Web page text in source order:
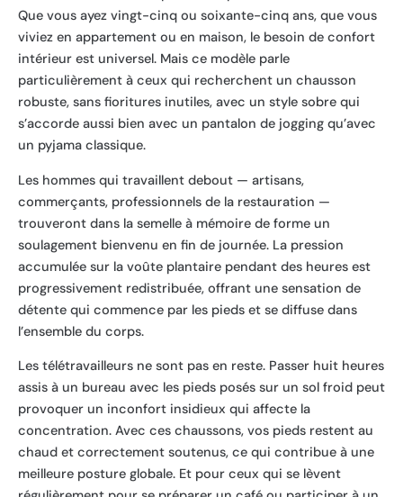
Que vous ayez vingt-cinq ou soixante-cinq ans, que vous
viviez en appartement ou en maison, le besoin de confort
intérieur est universel. Mais ce modèle parle
particulièrement à ceux qui recherchent un chausson
robuste, sans fioritures inutiles, avec un style sobre qui
s’accorde aussi bien avec un pantalon de jogging qu’avec
un pyjama classique.
Les hommes qui travaillent debout — artisans,
commerçants, professionnels de la restauration —
trouveront dans la semelle à mémoire de forme un
soulagement bienvenu en fin de journée. La pression
accumulée sur la voûte plantaire pendant des heures est
progressivement redistribuée, offrant une sensation de
détente qui commence par les pieds et se diffuse dans
l’ensemble du corps.
Les télétravailleurs ne sont pas en reste. Passer huit heures
assis à un bureau avec les pieds posés sur un sol froid peut
provoquer un inconfort insidieux qui affecte la
concentration. Avec ces chaussons, vos pieds restent au
chaud et correctement soutenus, ce qui contribue à une
meilleure posture globale. Et pour ceux qui se lèvent